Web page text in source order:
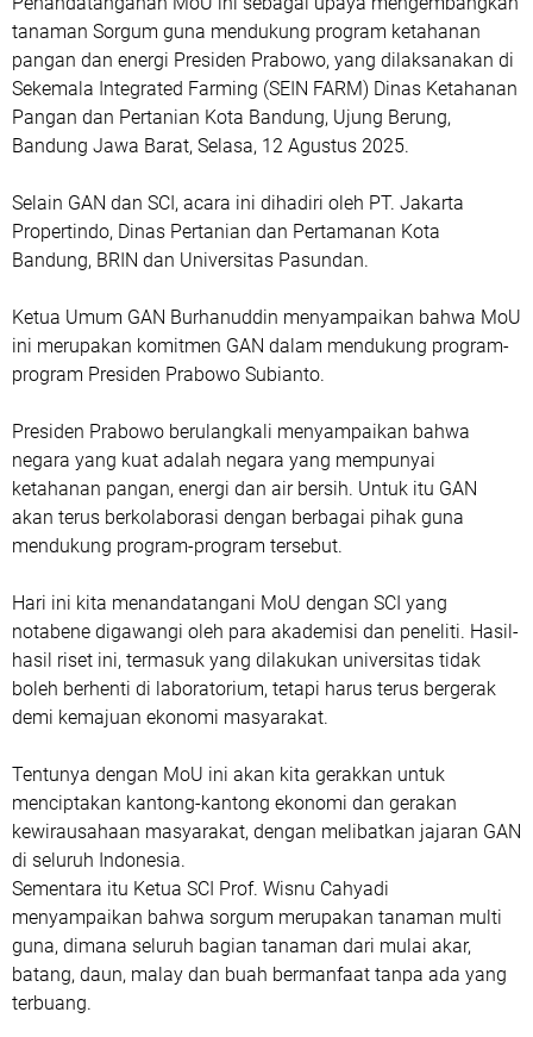
tanaman Sorgum guna mendukung program ketahanan
pangan dan energi Presiden Prabowo, yang dilaksanakan di
Sekemala Integrated Farming (SEIN FARM) Dinas Ketahanan
Pangan dan Pertanian Kota Bandung, Ujung Berung,
Bandung Jawa Barat, Selasa, 12 Agustus 2025.
Selain GAN dan SCI, acara ini dihadiri oleh PT. Jakarta
Propertindo, Dinas Pertanian dan Pertamanan Kota
Bandung, BRIN dan Universitas Pasundan.
Ketua Umum GAN Burhanuddin menyampaikan bahwa MoU
ini merupakan komitmen GAN dalam mendukung program-
program Presiden Prabowo Subianto.
Presiden Prabowo berulangkali menyampaikan bahwa
negara yang kuat adalah negara yang mempunyai
ketahanan pangan, energi dan air bersih. Untuk itu GAN
akan terus berkolaborasi dengan berbagai pihak guna
mendukung program-program tersebut.
Hari ini kita menandatangani MoU dengan SCI yang
notabene digawangi oleh para akademisi dan peneliti. Hasil-
hasil riset ini, termasuk yang dilakukan universitas tidak
boleh berhenti di laboratorium, tetapi harus terus bergerak
demi kemajuan ekonomi masyarakat.
Tentunya dengan MoU ini akan kita gerakkan untuk
menciptakan kantong-kantong ekonomi dan gerakan
kewirausahaan masyarakat, dengan melibatkan jajaran GAN
di seluruh Indonesia.
Sementara itu Ketua SCI Prof. Wisnu Cahyadi
menyampaikan bahwa sorgum merupakan tanaman multi
guna, dimana seluruh bagian tanaman dari mulai akar,
batang, daun, malay dan buah bermanfaat tanpa ada yang
terbuang.